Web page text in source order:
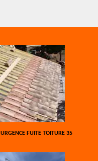
URGENCE FUITE TOITURE 35